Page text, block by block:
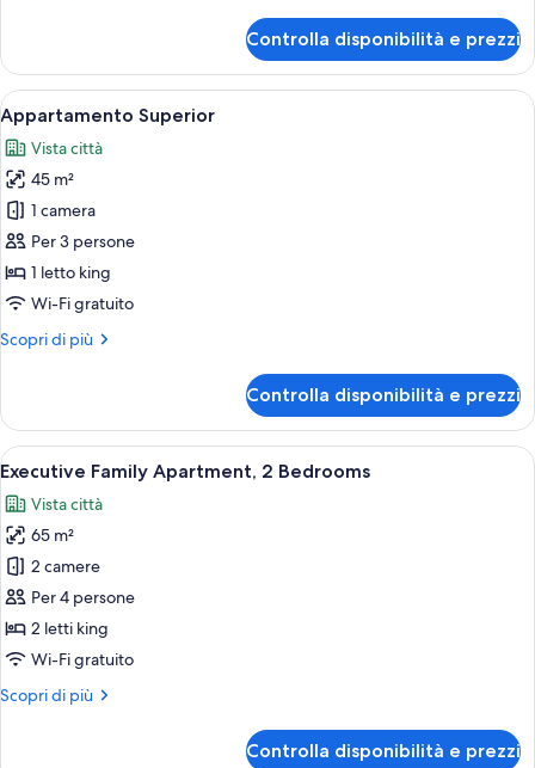
Superior
Controlla disponibilità e prezzi
Apri
tutte
le
foto
per
Appartamento
Superior
Una camera d'albergo con un letto
11
Appartamento Superior
Vista città
45 m²
1 camera
Per 3 persone
1 letto king
Wi-Fi gratuito
Scopri di più
Altri
Superior
Controlla disponibilità e prezzi
Apri
tutte
le
foto
per
Executive
Family
Apartment,
Bedrooms
Una camera d'albergo con un letto
6
Executive Family Apartment, 2 Bedrooms
Vista città
65 m²
2 camere
Per 4 persone
2 letti king
Wi-Fi gratuito
Scopri di più
Altri
Controlla disponibilità e prezzi